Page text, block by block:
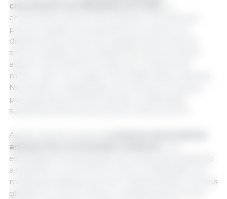
crescimento do PIB global em 2026
consumidores devem permanecer sensíveis aos
preços e ajustar seus padrões de consumo. As
dinâmicas de preços nas categorias de proteína
animal variarão, sob pressões de preços, levando
alguns consumidores a optar por produtos de
menor valor ou a migrar entre diferentes proteínas.
No entanto, a substituição nem sempre é simples,
pois algumas proteínas não são consideradas
substitutas diretas de produtos mais premium.
Apesar das disrupções,
animais tem se mostrado resiliente
estratégias de antecipação de embarques ajudando
a sustentar os volumes em meio à volatilidade e às
mudanças tarifárias que vêm redesenhando os fluxos
globais. Ao mesmo tempo, os desequilíbrios entre